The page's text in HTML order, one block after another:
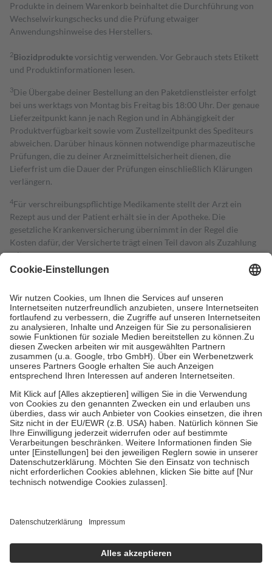
Produkte in deinem Warenkorb beinhaltet die Durchführung von
Wechselwirkungschecks und die Prüfung etwaiger
Anwendungshinweise des Herstellers.
2Biozidproduktevorsichtig verwenden. Vor Gebrauch stets Etikett
und Produktinformationen lesen.
3Die Übergabe deiner Bestellung an den Paketdienstleister erfolgt
bei uns werktags von Montag bis Freitag bis 18:00 Uhr. Der genaue
Lieferzeitpunkt kann je nach Region und in Abhängigkeit der
Produktverfügbarkeit sowie vom Zustellzeitpunkt des Spediteurs
abweichen. Darüber hinaus können notwendige pharmazeutische
Prüfungen, die zu deiner Arzneimittelsicherheit dienen, die
Lieferfrist um die Dauer der Prüfungen einschließlich Klärungen
verlängern.
4Für verschreibungspflichtige Medikamente stellt der Arzt ein
Rezept aus und der Patient erhält sie in der Apotheke. Die
gesetzliche Krankenversicherung übernimmt in der Regel die
Kosten dafür, der Versicherte trägt einen Teil davon als Zuzahlung
mit.
Grundsätzlich leisten Mitglieder Zuzahlungen in Höhe von zehn
höchstens zehn Euro.
Es sind jedoch nie mehr als die tatsächlichen
Kosten der Leistung zu entrichten.
Diese Regeln gelten grundsätzlich auch für Online-Apotheken.
Bei Heilmitteln und häuslicher Krankenpflege beträgt die
Zuzahlung zehn Prozent der Kosten sowie zehn Euro je
Verordnung.
Um das Engagement der Versicherten für ihre eigene Gesundheit zu
stärken und die besondere Stellung der Familie zu unterstützen,
fallenkeine Zuzahlungenan bei:
• Kindern und Jugendlichen bis zum vollendeten 18. Lebensjahr
mit Ausnahme der Fahrkosten
• Untersuchungen zur Vorsorge und Früherkennung, die von der
GKV getragen werden
• empfohlenen Schutzimpfungen
• Harn- und Blutteststreifen
getroffen, um sicherzustellen, dass es sich um echte Bewertungen
https://help.etrusted.com/hc/de/articles/4419944605341